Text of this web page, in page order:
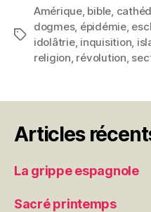
Étiquettes
Amérique, bible,
dogmes, épidémie,
idolâtrie, inquisition,
religion, révolution,
Articles
La grippe espagnole
Sacré printemps